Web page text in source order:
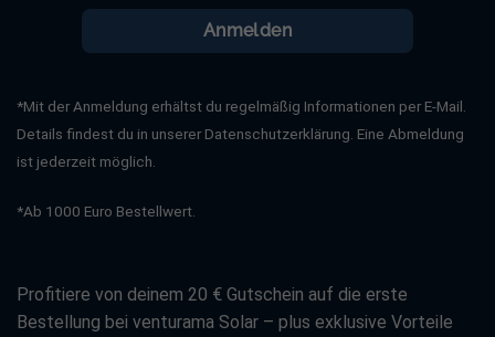
Anmelden
*Mit der Anmeldung erhältst du regelmäßig Informationen per E-Mail.
Details findest du in unserer Datenschutzerklärung. Eine Abmeldung
ist jederzeit möglich.
*Ab 1000 Euro Bestellwert.
Profitiere von deinem 20 € Gutschein auf die erste
Bestellung bei venturama Solar – plus exklusive Vorteile